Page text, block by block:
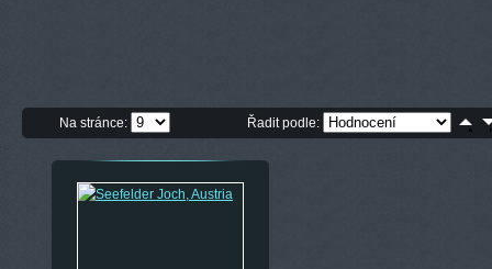
Na stránce: Řadit podle: